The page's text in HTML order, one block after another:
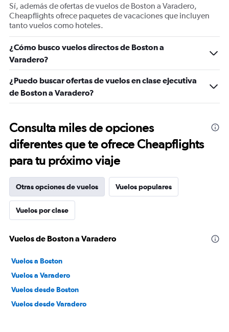
Sí, además de ofertas de vuelos de Boston a Varadero,
Cheapflights ofrece paquetes de vacaciones que incluyen
tanto vuelos como hoteles.
¿Cómo busco vuelos directos de Boston a
Varadero?
¿Puedo buscar ofertas de vuelos en clase ejecutiva
de Boston a Varadero?
Consulta miles de opciones
diferentes que te ofrece Cheapflights
para tu próximo viaje
Otras opciones de vuelos Vuelos populares
Vuelos por clase
Vuelos de Boston a Varadero
Vuelos a Boston
Vuelos a Varadero
Vuelos desde Boston
Vuelos desde Varadero